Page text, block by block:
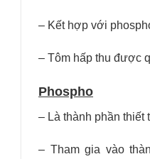
– Kết hợp với
– Tôm hấp thu được
Phospho
– Là thành phần thiết
– Tham gia vào